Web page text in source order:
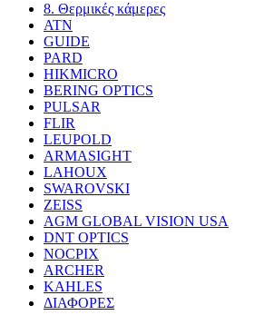
8. Θερμικές κάμερες
ATN
GUIDE
PARD
HIKMICRO
BERING OPTICS
PULSAR
FLIR
LEUPOLD
ARMASIGHT
LAHOUX
SWAROVSKI
ZEISS
AGM GLOBAL VISION USA
DNT OPTICS
NOCPIX
ARCHER
KAHLES
ΔΙΑΦΟΡΕΣ